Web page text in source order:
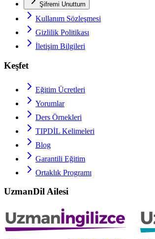
Şifremi Unuttum
Kullanım Sözleşmesi
Gizlilik Politikası
İletişim Bilgileri
Keşfet
Eğitim Ücretleri
Yorumlar
Ders Örnekleri
TIPDİL Kelimeleri
Blog
Garantili Eğitim
Ortaklık Programı
UzmanDil Ailesi